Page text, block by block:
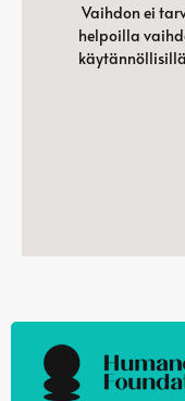
Vaihdon ei
helpoilla